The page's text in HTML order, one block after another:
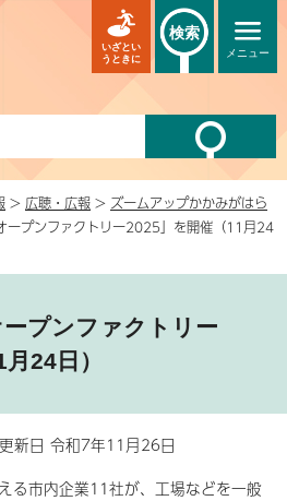
メニュー
いざとい
うときに
検索
> 広聴・広報 > ズームアップかかみがはら
ープンファクトリー2025」を開催（11月24
ープンファクトリー
24日）
新日 令和7年11月26日
る市内企業11社が、工場などを一般